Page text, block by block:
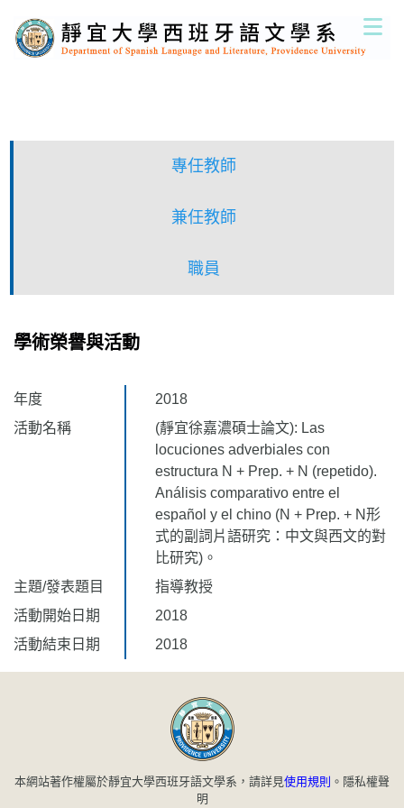
到
主
專任教師
兼任教師
職員
學術榮譽與活動
年度
2018
活動名稱
(靜宜徐嘉濃碩士論文): Las
locuciones adverbiales con
estructura N + Prep. + N (repetido).
Análisis comparativo entre el
español y el chino (N + Prep. + N形
式的副詞片語研究：中文與西文的對
比研究)。
主題/發表題目
指導教授
活動開始日期
2018
活動結束日期
2018
本網站著作權屬於靜宜大學西班牙語文學系，請詳見使用規則 。 隱私權聲
明